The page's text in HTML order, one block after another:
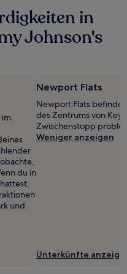
in
Johnson's
im
du in
und
Newport Flats
Newport Flats
des Zentrums von Key
Zwischenstopp
Weniger anzeigen
Unterkünfte